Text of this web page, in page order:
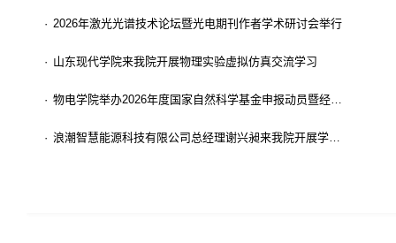
· 2026年激光光谱技术论坛暨光电期刊作者学术研讨会举行
· 山东现代学院来我院开展物理实验虚拟仿真交流学习
· 物电学院举办2026年度国家自然科学基金申报动员暨经验交流会
· 浪潮智慧能源科技有限公司总经理谢兴昶来我院开展学术交流